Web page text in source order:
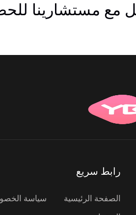
مع مستشارينا
رابط سريع
الصفحة الرئيسية
سياسة